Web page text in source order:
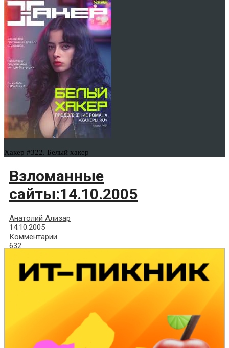
Хакер #322. Белый хакер
Взломанные
сайты:14.10.2005
Анатолий Ализар
14.10.2005
Комментарии
632